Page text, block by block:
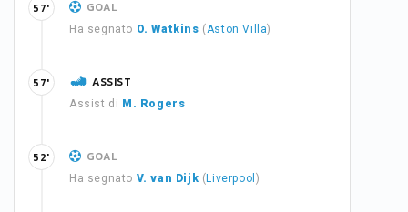
GOAL
Ha segnato O. Watkins (Aston Villa)
57'
ASSIST
Assist di M. Rogers
57'
GOAL
Ha segnato V. van Dijk ( Liverpool )
52'